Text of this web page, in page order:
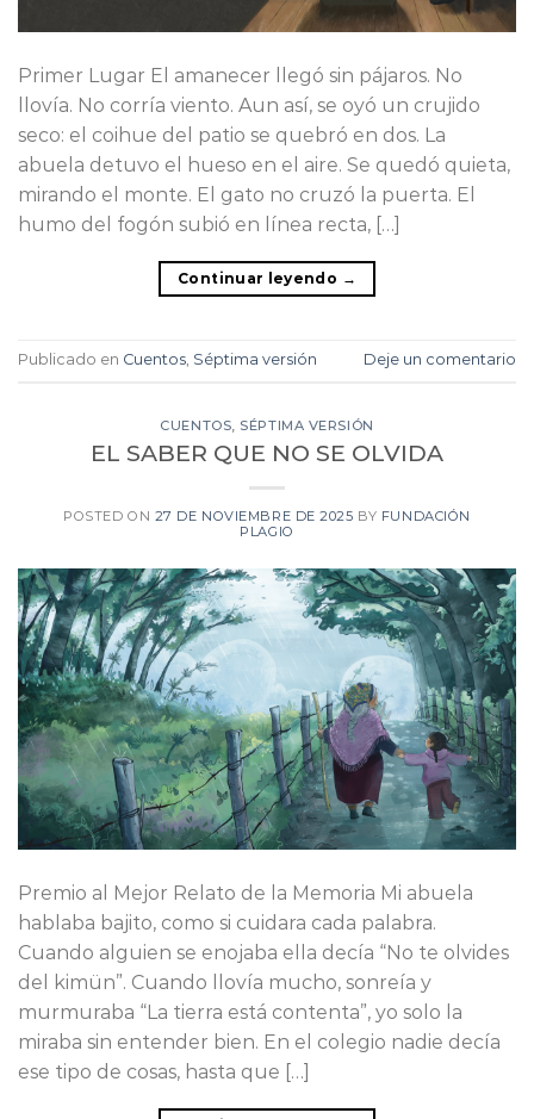
Primer Lugar El amanecer llegó sin pájaros. No
llovía. No corría viento. Aun así, se oyó un crujido
seco: el coihue del patio se quebró en dos. La
abuela detuvo el hueso en el aire. Se quedó quieta,
mirando el monte. El gato no cruzó la puerta. El
humo del fogón subió en línea recta, […]
Continuar leyendo →
Publicado en Cuentos, Séptima versión Deje un comentario
CUENTOS SÉPTIMA VERSIÓN
EL SABER QUE NO SE OLVIDA
POSTED ON 27 DE NOVIEMBRE DE 2025 BY FUNDACIÓN
PLAGIO
Premio al Mejor Relato de la Memoria Mi abuela
hablaba bajito, como si cuidara cada palabra.
Cuando alguien se enojaba ella decía “No te olvides
del kimün”. Cuando llovía mucho, sonreía y
murmuraba “La tierra está contenta”, yo solo la
miraba sin entender bien. En el colegio nadie decía
ese tipo de cosas, hasta que […]